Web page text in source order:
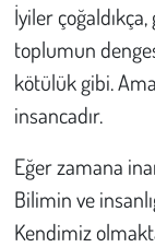
İyiler
toplumun
kötülük gibi.
insancadır.
Eğer zamana
Bilimin ve
Kendimiz